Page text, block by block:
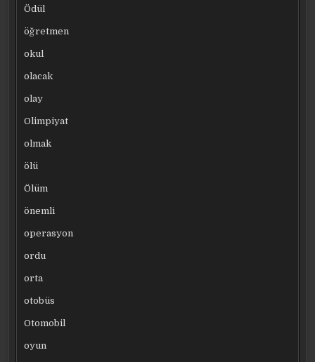
Ödül
öğretmen
okul
olacak
olay
Olimpiyat
olmak
ölü
Ölüm
önemli
operasyon
ordu
orta
otobüs
Otomobil
oyun